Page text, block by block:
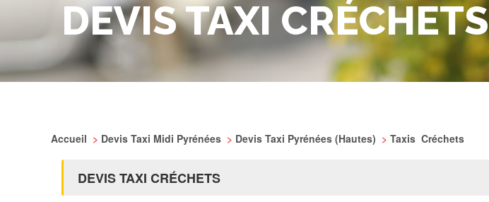
DEVIS TAXI CRÉCHETS
Accueil > Devis Taxi Midi Pyrénées > Devis Taxi Pyrénées (Hautes) > Taxis Créchets
DEVIS TAXI CRÉCHETS